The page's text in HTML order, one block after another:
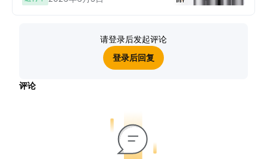
请登录后发起评论
登录后回复
评论